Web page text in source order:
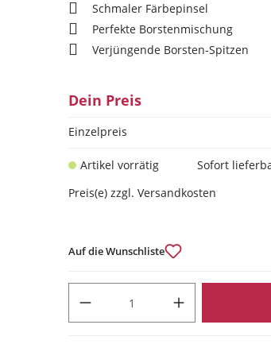
Schmaler Färbepinsel
Perfekte Borstenmischung
Verjüngende Borsten-Spitzen
Dein Preis
Einzelpreis
Artikel vorrätig
Sofort
Preis(e) zzgl. Versandkosten
Auf die Wunschliste